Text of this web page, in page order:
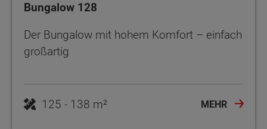
Bungalow 128
Der Bungalow mit hohem Komfort – einfach
großartig
125 - 138 m² MEHR